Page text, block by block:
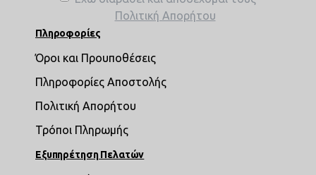
Πολιτική Απορήτου
Πληροφορίες
Όροι και Προυποθέσεις
Πληροφορίες Αποστολής
Πολιτική Απορήτου
Τρόποι Πληρωμής
Εξυπηρέτηση Πελατών